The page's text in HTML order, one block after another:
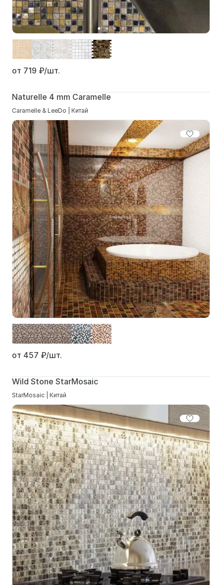
от 719 ₽/шт.
Naturelle 4 mm Caramelle
Caramelle & LeeDo | Китай
от 457 ₽/шт.
Wild Stone StarMosaic
StarMosaic | Китай